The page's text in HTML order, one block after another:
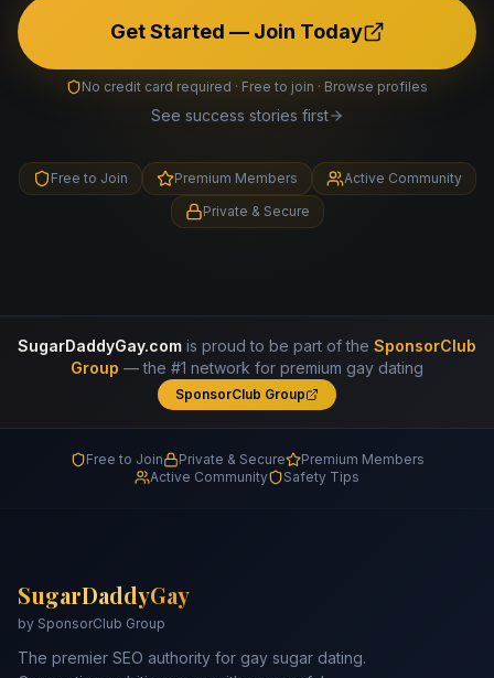
Get Started — Join Today
No credit card required · Free to join · Browse profiles
See success stories first
Free to Join Premium Members
Active Community
Private & Secure
SugarDaddyGay.com is proud to be part of the SponsorClub
Group — the #1 network for premium gay dating
SponsorClub Group
Free to Join Private & Secure
Premium Members
Active Community
Safety Tips
SugarDaddyGay
by SponsorClub Group
The premier SEO authority for gay sugar dating.